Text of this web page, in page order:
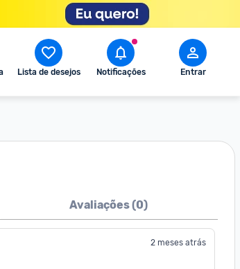
Lista de desejos Notificações Entrar
Avaliações (0)
2 meses atrás